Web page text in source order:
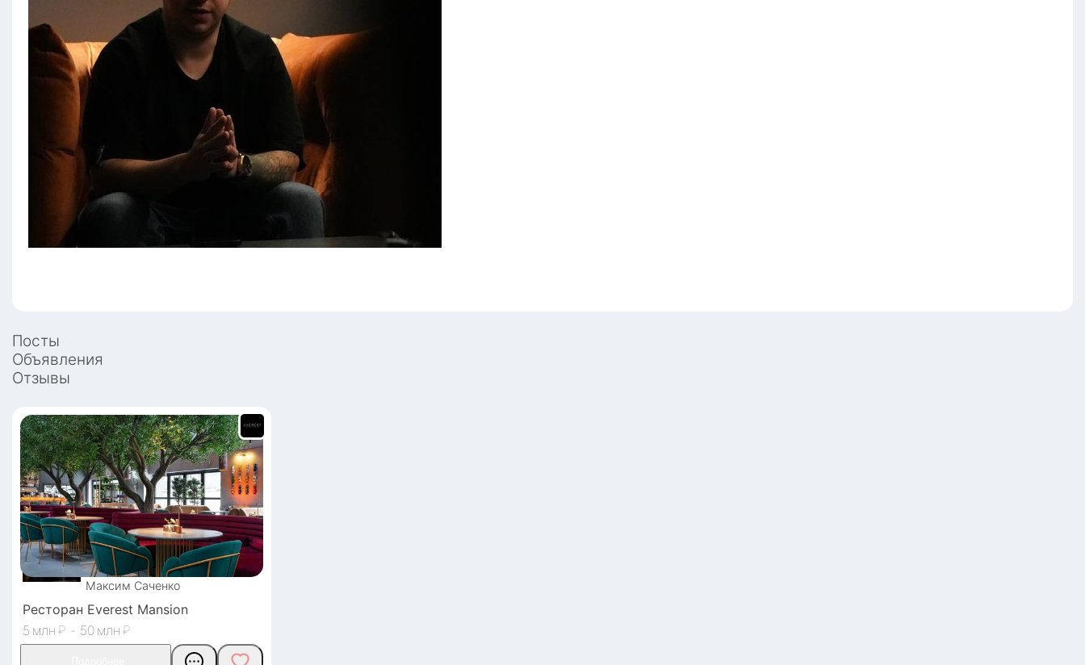
Посты
Объявления
Отзывы
Максим Саченко
Ресторан Everest Mansion
5
₽ - 50 ₽